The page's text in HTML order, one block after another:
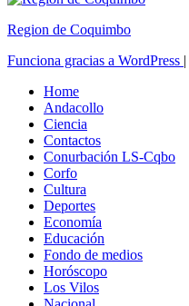
Region de Coquimbo
Funciona gracias a WordPress |
Home
Andacollo
Ciencia
Contactos
Conurbación LS-Cqbo
Corfo
Cultura
Deportes
Economía
Educación
Fondo de medios
Horóscopo
Los Vilos